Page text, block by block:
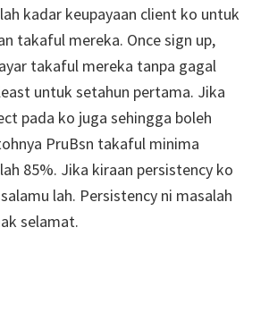
kadar keupayaan client ko untuk
takaful mereka. Once sign up,
takaful mereka tanpa gagal
untuk setahun pertama. Jika
pada ko juga sehingga boleh
PruBsn takaful minima
85%. Jika kiraan persistency ko
lah. Persistency ni masalah
selamat.